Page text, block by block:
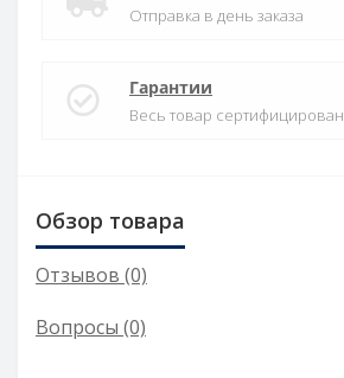
Отправка в день заказа
Гарантии
Весь товар сертифицирован
Обзор товара
Отзывов (0)
Вопросы (0)